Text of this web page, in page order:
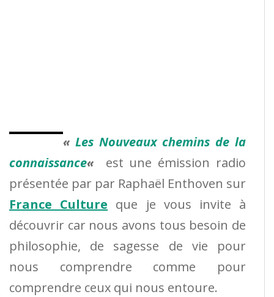
« Les Nouveaux chemins de la
connaissance«
est une émission radio
présentée par par Raphaël Enthoven sur
France Culture que je vous invite à
découvrir car nous avons tous besoin de
philosophie, de sagesse de vie pour
nous comprendre comme pour
comprendre ceux qui nous entoure.